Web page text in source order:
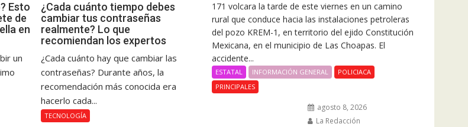
Esto
de
en
un
¿Cada cuánto tiempo debes
cambiar tus contraseñas
realmente? Lo que
recomiendan los expertos
¿Cada cuánto hay que cambiar las
contraseñas? Durante años, la
recomendación más conocida era
hacerlo cada...
TECNOLOGÍA
171 volcara la tarde de este viernes en un camino
rural que conduce hacia las instalaciones petroleras
del pozo KREM-1, en territorio del ejido Constitución
Mexicana, en el municipio de Las Choapas. El
accidente...
ESTATAL INFORMACIÓN GENERAL
POLICIACA
PRINCIPALES
agosto 8, 2026
La Redacción